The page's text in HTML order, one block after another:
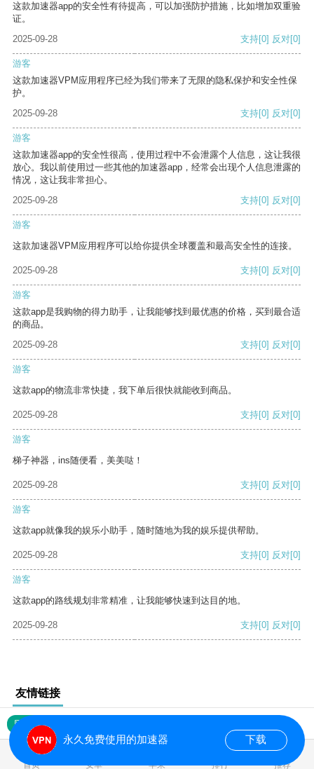
这款加速器app的安全性有待提高，可以加强防护措施，比如增加双重验
证。
2025-09-28
支持[0] 反对[0]
游客
这款加速器VPM应用程序已经为我们带来了无限的隐私保护和安全性保
护。
2025-09-28
支持[0] 反对[0]
游客
这款加速器app的安全性很高，使用过程中不会泄露个人信息，这让我很
放心。我以前使用过一些其他的加速器app，经常会出现个人信息泄露的
情况，这让我非常担心。
2025-09-28
支持[0] 反对[0]
游客
这款加速器VPM应用程序可以给你提供全球覆盖和最高安全性的连接。
2025-09-28 支持[0] 反对[0]
游客
这款app是我购物的得力助手，让我能够找到最优惠的价格，买到最合适
的商品。
2025-09-28
支持[0] 反对[0]
游客
这款app的物流非常快捷，我下单后很快就能收到商品。
2025-09-28 支持[0] 反对[0]
游客
梯子神器，ins随便看，美美哒！
2025-09-28 支持[0] 反对[0]
游客
这款app就像我的娱乐小助手，随时随地为我的娱乐提供帮助。
2025-09-28 支持[0] 反对[0]
游客
这款app的路线规划非常精准，让我能够快速到达目的地。
2025-09-28 支持[0] 反对[0]
友情链接
网站地图
首页 安卓 苹果 排行 推荐
永久免费使用的加速器 下载
0.017110s